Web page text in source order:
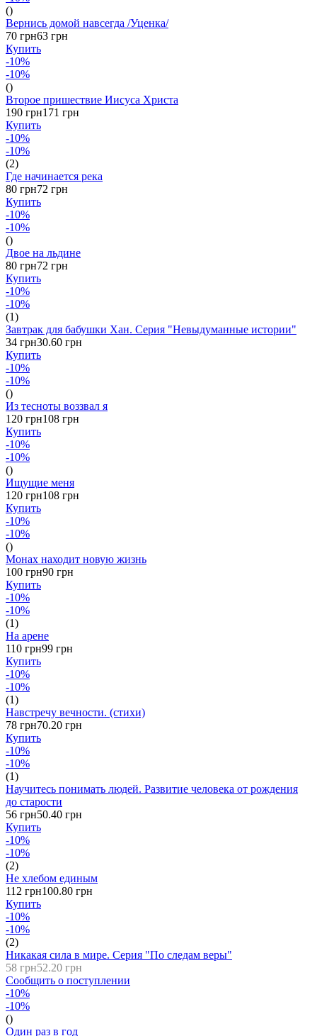
()
Вернись домой навсегда /Уценка/
70 грн63 грн
Купить
-10%
-10%
()
Второе пришествие Иисуса Христа
190 грн171 грн
Купить
-10%
-10%
(2)
Где начинается река
80 грн72 грн
Купить
-10%
-10%
()
Двое на льдине
80 грн72 грн
Купить
-10%
-10%
(1)
Завтрак для бабушки Хан. Серия "Невыдуманные истории"
34 грн30.60 грн
Купить
-10%
-10%
()
Из тесноты воззвал я
120 грн108 грн
Купить
-10%
-10%
()
Ищущие меня
120 грн108 грн
Купить
-10%
-10%
()
Монах находит новую жизнь
100 грн90 грн
Купить
-10%
-10%
(1)
На арене
110 грн99 грн
Купить
-10%
-10%
(1)
Навстречу вечности. (стихи)
78 грн70.20 грн
Купить
-10%
-10%
(1)
Научитесь понимать людей. Развитие человека от рождения
до старости
56 грн50.40 грн
Купить
-10%
-10%
(2)
Не хлебом единым
112 грн100.80 грн
Купить
-10%
-10%
(2)
Никакая сила в мире. Серия "По следам веры"
58 грн52.20 грн
Сообщить о поступлении
-10%
-10%
()
Один раз в год